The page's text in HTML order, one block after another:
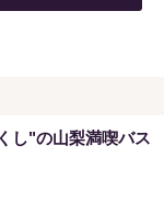
し"の山梨満喫バス